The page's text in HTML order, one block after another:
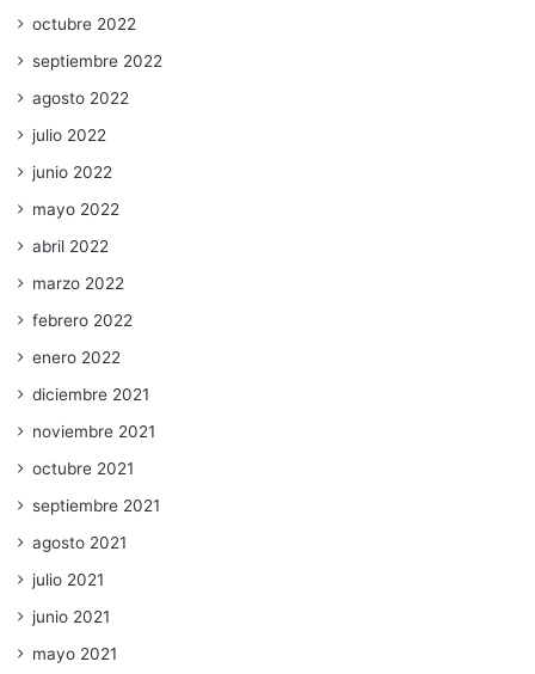
octubre 2022
septiembre 2022
agosto 2022
julio 2022
junio 2022
mayo 2022
abril 2022
marzo 2022
febrero 2022
enero 2022
diciembre 2021
noviembre 2021
octubre 2021
septiembre 2021
agosto 2021
julio 2021
junio 2021
mayo 2021